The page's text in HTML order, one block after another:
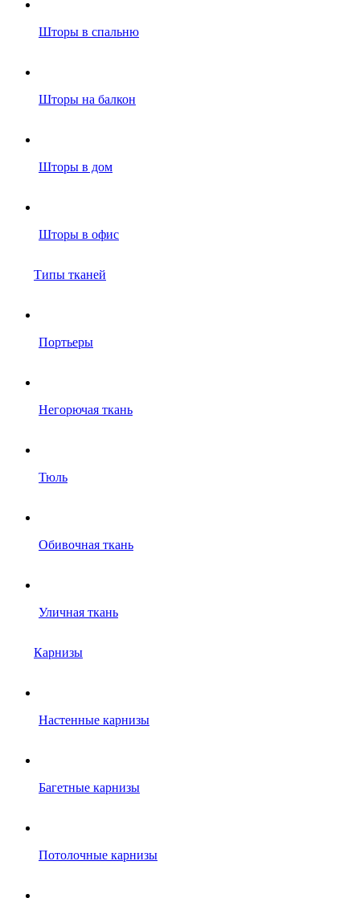
Шторы в спальню
Шторы на балкон
Шторы в дом
Шторы в офис
Типы тканей
Портьеры
Негорючая ткань
Тюль
Обивочная ткань
Уличная ткань
Карнизы
Настенные карнизы
Багетные карнизы
Потолочные карнизы